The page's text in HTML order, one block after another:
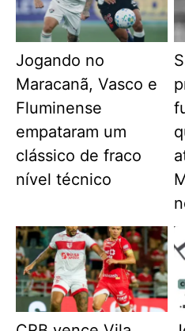
Jogando no
Maracanã, Vasco e
Fluminense
empataram um
clássico de fraco
nível técnico